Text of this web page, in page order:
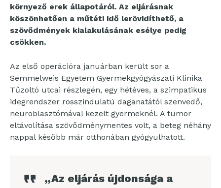
környező erek állapotáról. Az eljárásnak
köszönhetően a műtéti idő lerövidíthető, a
szövődmények kialakulásának esélye pedig
csökken.
Az első operációra januárban került sor a
Semmelweis Egyetem Gyermekgyógyászati Klinika
Tűzoltó utcai részlegén, egy hétéves, a szimpatikus
idegrendszer rosszindulatú daganatától szenvedő,
neuroblasztómával kezelt gyermeknél. A tumor
eltávolítása szövődménymentes volt, a beteg néhány
nappal később már otthonában gyógyulhatott.
„Az eljárás újdonsága a